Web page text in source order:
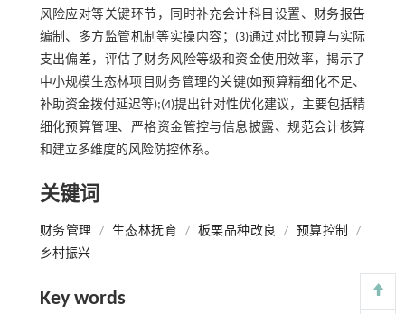
风险应对等关键环节，同时补充会计科目设置、财务报告
编制、多方监管机制等实操内容；(3)通过对比预算与实际
支出偏差，评估了财务风险等级和资金使用效率，揭示了
中小规模生态林项目财务管理的关键(如预算精细化不足、
补助资金拨付延迟等);(4)提出针对性优化建议，主要包括精
细化预算管理、严格资金管控与信息披露、规范会计核算
和建立多维度的风险防控体系。
关键词
财务管理 / 生态林抚育 / 板栗品种改良 / 预算控制
/
乡村振兴
Key words